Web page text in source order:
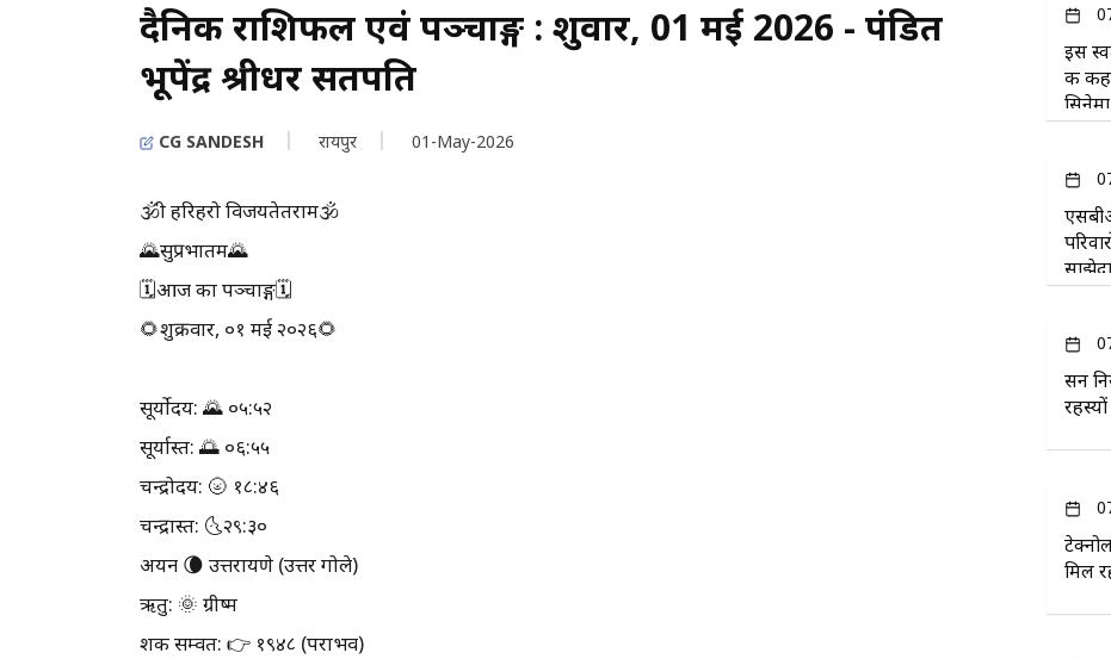
दैनिक राशिफल एवं पञ्चाङ्ग : शुक्रवार, 01 मई 2026 - पंडित
भूपेंद्र श्रीधर सतपति
CG SANDESH रायपुर 01-May-2026
🕉श्री हरिहरो विजयतेतराम🕉
🌄सुप्रभातम🌄
🗓आज का पञ्चाङ्ग🗓
🌻शुक्रवार, ०१ मई २०२६🌻
सूर्योदय: 🌄 ०५:५२
सूर्यास्त: 🌅 ०६:५५
चन्द्रोदय: 🌝 १८:४६
चन्द्रास्त: 🌜२९:३०
अयन 🌘 उत्तरायणे (उत्तर गोले)
ऋतु: 🌞 ग्रीष्म
शक सम्वत: 👉 १९४८ (पराभव)
इस
की
सन
मिल